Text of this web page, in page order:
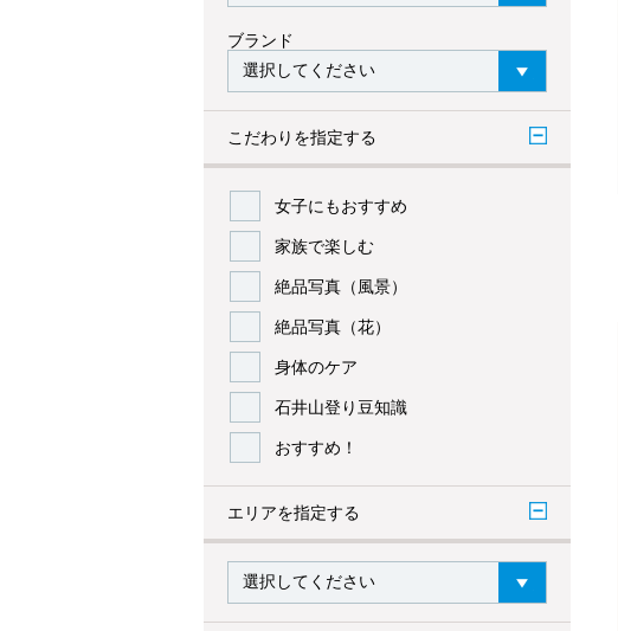
ブランド
こだわりを指定する
女子にもおすすめ
家族で楽しむ
絶品写真（風景）
絶品写真（花）
身体のケア
石井山登り豆知識
おすすめ！
エリアを指定する